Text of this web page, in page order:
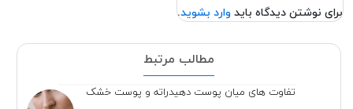
برای نوشتن دیدگاه باید وارد بشوید.
مطالب مرتبط
تفاوت های میان پوست دهیدراته و پوست خشک